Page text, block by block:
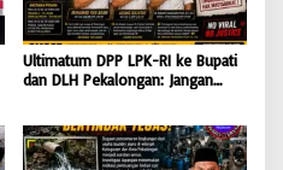
Ultimatum DPP LPK-RI ke Bupati
dan DLH Pekalongan: Jangan
Jalur Hukum Sampai Tingkat
Pusat